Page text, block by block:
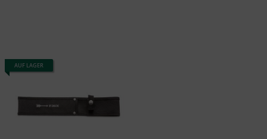
AUF LAGERVerwendung reduzierter Daten zur Auswahl von Inhalten
Verwendung genauer Standortdaten
Endgeräteeigenschaften zur Identifikation aktiv abfragen